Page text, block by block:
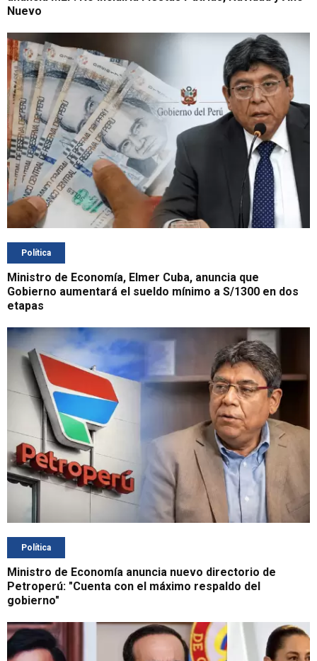
Nuevo
Política
Ministro de Economía, Elmer Cuba, anuncia que
Gobierno aumentará el sueldo mínimo a S/1300 en dos
etapas
Política
Ministro de Economía anuncia nuevo directorio de
Petroperú: "Cuenta con el máximo respaldo del
gobierno"